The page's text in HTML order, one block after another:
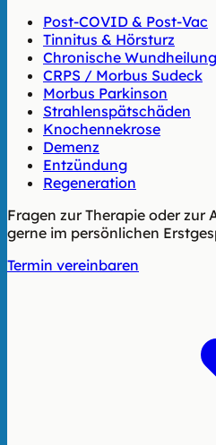
Post-COVID & Post-Vac
Tinnitus & Hörsturz
Chronische Wundheilung
CRPS / Morbus Sudeck
Morbus Parkinson
Strahlenspätschäden
Knochennekrose
Demenz
Entzündung
Regeneration
Fragen zur Therapie oder zur
gerne im persönlichen
Termin vereinbaren